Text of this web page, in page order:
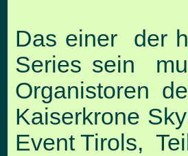
Das einer der
Series sein
Organistoren
Kaiserkrone
Event Tirols,